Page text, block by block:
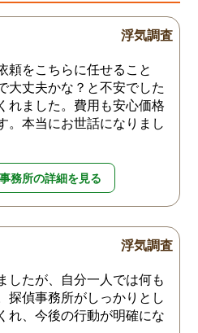
浮気調査
頼をこちらに任せること
大丈夫かな？と不安でした
れました。費用も安心価格
。本当にお世話になりまし
務所の詳細を見る
浮気調査
したが、自分一人では何も
探偵事務所がしっかりとし
れ、今後の行動が明確にな